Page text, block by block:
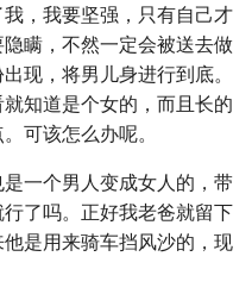
，我要坚强，只有自己才
瞒，不然一定会被送去做
现，将男儿身进行到底。
知道是个女的，而且长的
可该怎么办呢。
一个男人变成女人的，带
了吗。正好我老爸就留下
是用来骑车挡风沙的，现